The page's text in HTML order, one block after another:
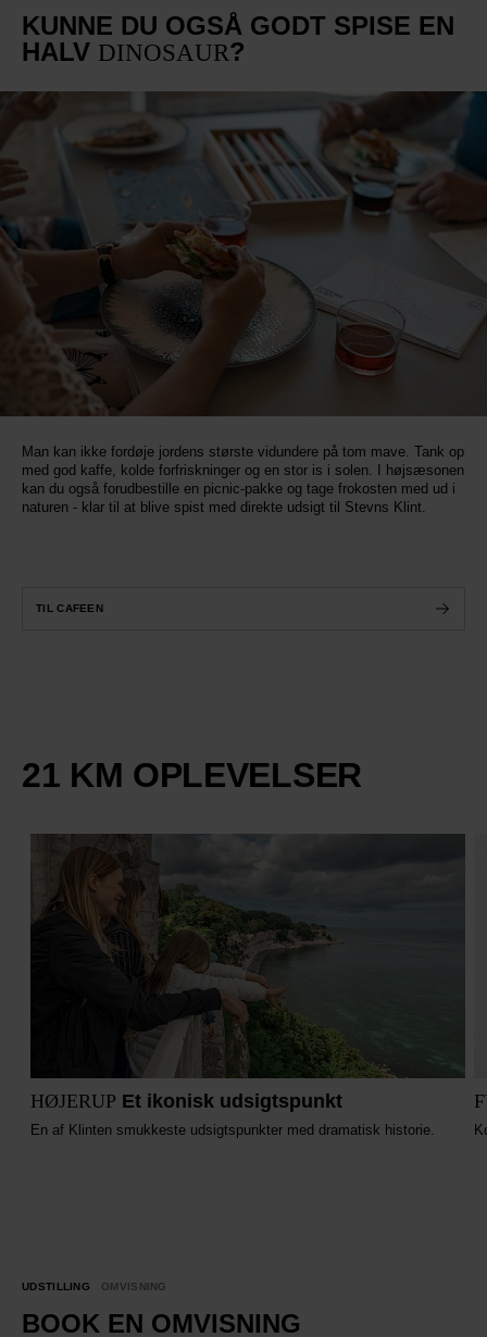
KUNNE DU OGSÅ GODT SPISE EN
HALV DINOSAUR?
Man kan ikke fordøje jordens største vidundere på tom mave. Tank op
med god kaffe, kolde forfriskninger og en stor is i solen. I højsæsonen
kan du også forudbestille en picnic-pakke og tage frokosten med ud i
naturen - klar til at blive spist med direkte udsigt til Stevns Klint.
TIL CAFEEN
21 KM OPLEVELSER
HØJERUP Et ikonisk udsigtspunkt
En af Klinten smukkeste udsigtspunkter med dramatisk historie.
UDSTILLING OMVISNING
BOOK EN OMVISNING